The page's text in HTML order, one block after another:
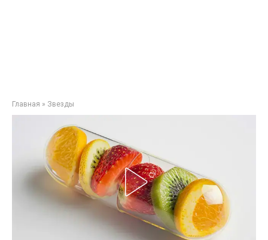
Главная » Звезды